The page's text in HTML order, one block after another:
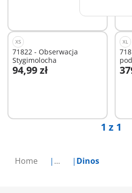
Home ... Dinos
XS
71822 - Obserwacja
Stygimolocha
94,99 zł
Dodaj do koszyka
XL
1 z 1